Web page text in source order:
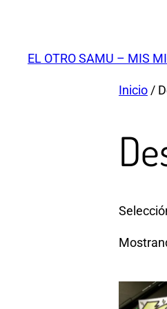
contenido
EL OTRO SAMU – MIS
Inicio/